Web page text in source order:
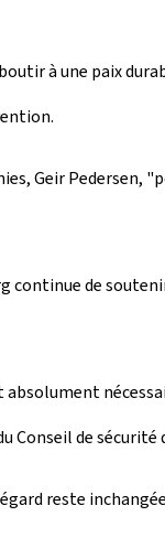
à une paix
Geir Pedersen,
continue de
Conseil de
reste